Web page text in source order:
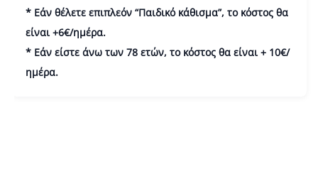
* Εάν θέλετε επιπλεόν “Παιδικό κάθισμα”, το κόστος θα
είναι +6€/ημέρα.
* Εάν είστε άνω των 78 ετών, το κόστος θα είναι + 10€/
ημέρα.